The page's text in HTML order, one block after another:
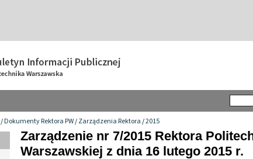
/Dokumenty Rektora PW/Zarządzenia Rektora/2015
Zarządzenie nr 7/2015 Rektora
Warszawskiej z dnia 16 lutego 2015 r.